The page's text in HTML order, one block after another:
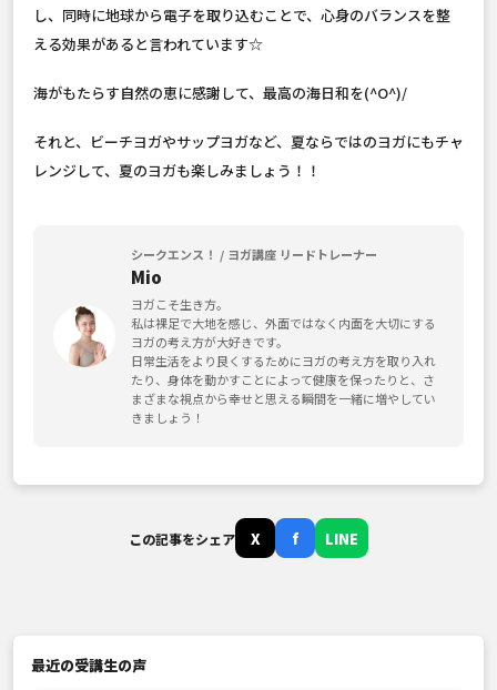
し、同時に地球から電子を取り込むことで、心身のバランスを整
える効果があると言われています☆
海がもたらす自然の恵に感謝して、最高の海日和を(^O^)/
それと、ビーチヨガやサップヨガなど、夏ならではのヨガにもチャ
レンジして、夏のヨガも楽しみましょう！！
シークエンス！ / ヨガ講座 リードトレーナー
Mio
ヨガこそ生き方。
私は裸足で大地を感じ、外面ではなく内面を大切にする
ヨガの考え方が大好きです。
日常生活をより良くするためにヨガの考え方を取り入れ
たり、身体を動かすことによって健康を保ったりと、さ
まざまな視点から幸せと思える瞬間を一緒に増やしてい
きましょう！
この記事をシェア X f LINE
最近の受講生の声